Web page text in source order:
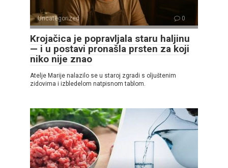
Uncategorized 0
Krojačica je popravljala staru haljinu
— i u postavi pronašla prsten za koji
niko nije znao
Atelje Marije nalazilo se u staroj zgradi s oljuštenim
zidovima i izbledelom natpisnom tablom.